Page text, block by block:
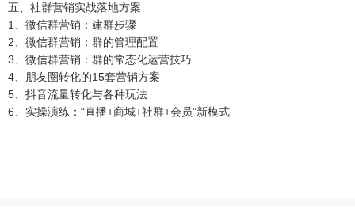
五、社群营销实战落地方案
1、微信群营销：建群步骤
2、微信群营销：群的管理配置
3、微信群营销：群的常态化运营技巧
4、朋友圈转化的15套营销方案
5、抖音流量转化与各种玩法
6、实操演练：“直播+商城+社群+会员”新模式